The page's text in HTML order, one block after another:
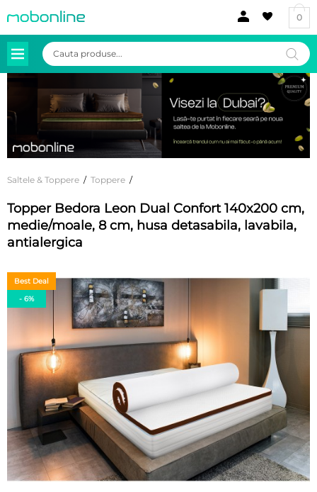
0
Products
search
Saltele & Toppere / Toppere /
Topper Bedora Leon Dual Confort 140x200 cm,
medie/moale, 8 cm, husa detasabila, lavabila,
antialergica
Best Deal
- 6%